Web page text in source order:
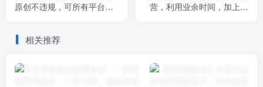
原创不违规，可所有平台同
营，利用业余时间，加上一
相关推荐